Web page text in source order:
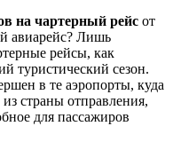
на чартерный рейс от
авиарейс? Лишь
рейсы, как
туристический сезон.
в те аэропорты, куда
страны отправления,
для пассажиров